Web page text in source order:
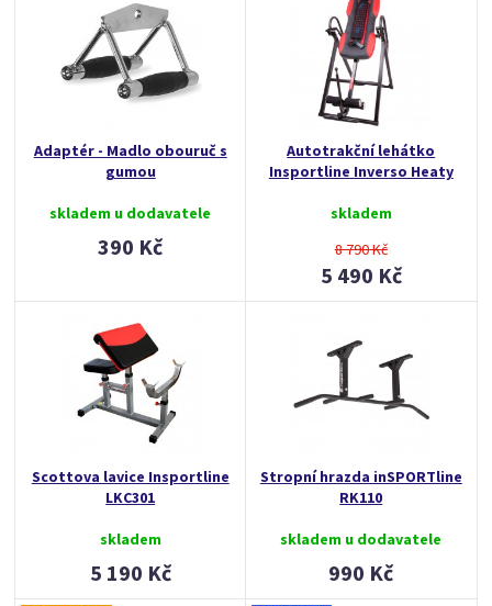
Adaptér - Madlo obouruč s
gumou
skladem u dodavatele
390 Kč
Autotrakční lehátko
Insportline Inverso Heaty
skladem
8 790 Kč
5 490 Kč
Scottova lavice Insportline
LKC301
skladem
5 190 Kč
Stropní hrazda inSPORTline
RK110
skladem u dodavatele
990 Kč